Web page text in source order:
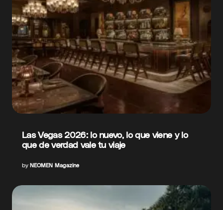
Las Vegas 2026: lo nuevo, lo que viene y lo
que de verdad vale tu viaje
by NEOMEN Magazine